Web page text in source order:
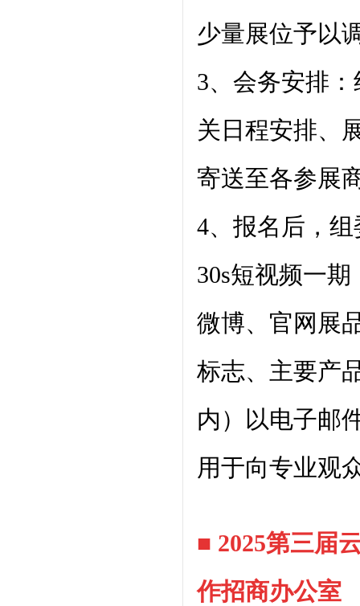
少量展位予以
3、会务安排
关日程安排、
寄送至各参展
4、报名后，
30s短视频一
微博、官网展
标志、主要产
内）以电子邮
用于向专业观
■ 2025第三届
作招商办公室